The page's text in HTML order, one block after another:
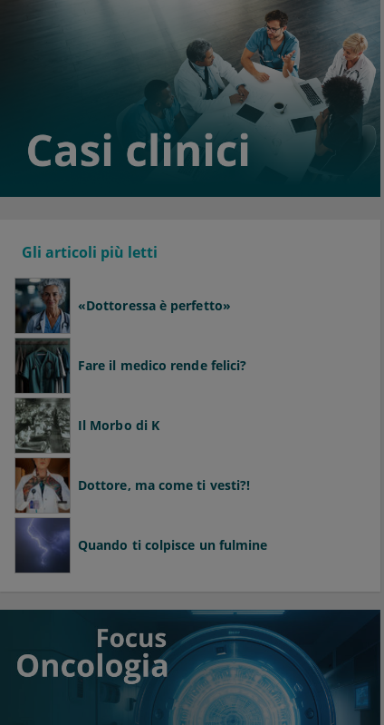
Gli articoli più letti
«Dottoressa è perfetto»
Fare il medico rende felici?
Il Morbo di K
Dottore, ma come ti vesti?!
Quando ti colpisce un fulmine